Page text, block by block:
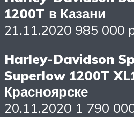
1200T в Казани
21.11.2020 985 000
Harley-Davidson
Superlow 1200T
Красноярске
20.11.2020 1 790